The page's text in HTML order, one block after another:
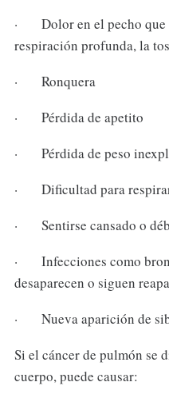
· Dolor en el pecho que
respiración profunda, la
· Ronquera
· Pérdida de apetito
· Pérdida de peso
· Dificultad para
· Sentirse cansado o
· Infecciones como
desaparecen o siguen
· Nueva aparición de
Si el cáncer de pulmón se
cuerpo, puede causar: